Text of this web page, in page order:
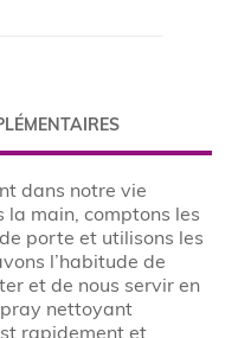
dans notre vie
la main, comptons les
porte et utilisons les
l’habitude de
et de nous servir en
nettoyant
rapidement et